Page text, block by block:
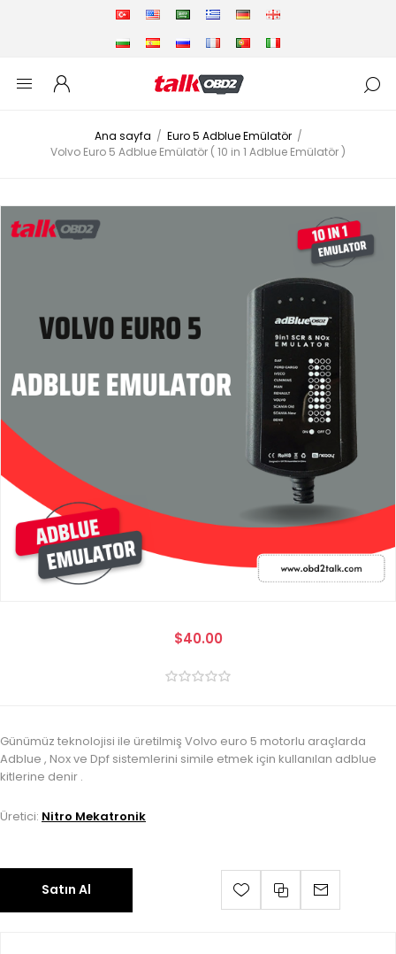
Ana sayfa / Euro 5 Adblue Emülatör /
Volvo Euro 5 Adblue Emülatör ( 10 in 1 Adblue Emülatör )
$40.00
Günümüz teknolojisi ile üretilmiş Volvo euro 5 motorlu araçlarda
Adblue , Nox ve Dpf sistemlerini simile etmek için kullanılan adblue
kitlerine denir .
Üretici: Nitro Mekatronik
Satın Al